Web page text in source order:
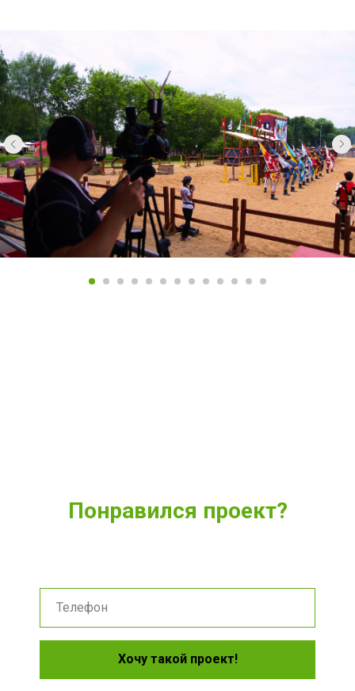
Понравился проект?
Хочу такой проект!